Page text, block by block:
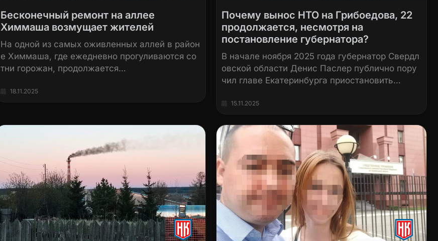
Бесконечный ремонт на аллее
Химмаша возмущает жителей
На одной из самых оживленных аллей в район
е Химмаша, где ежедневно прогуливаются со
тни горожан, продолжается…
18.11.2025
Почему вынос НТО на Грибоедова, 22
продолжается, несмотря на
постановление губернатора?
В начале ноября 2025 года губернатор Свердл
овской области Денис Паслер публично пору
чил главе Екатеринбурга приостановить…
15.11.2025